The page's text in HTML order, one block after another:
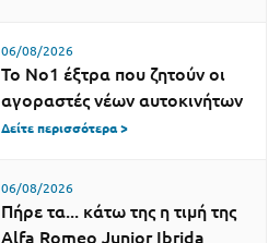
06/08/2026
Το Νο1 έξτρα που ζητούν οι
αγοραστές νέων αυτοκινήτων
Δείτε περισσότερα >
06/08/2026
Πήρε τα... κάτω της η τιμή της
Alfa Romeo Junior Ibrida